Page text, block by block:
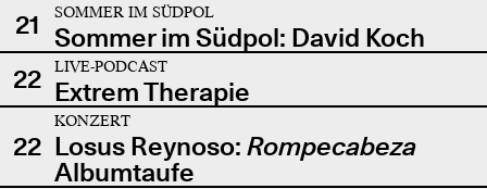
21
SOMMER IM SÜDPOL
Sommer im Südpol: David Koch
22
LIVE-PODCAST
Extrem Therapie
22
KONZERT
Losus Reynoso: Rompecabeza
Albumtaufe